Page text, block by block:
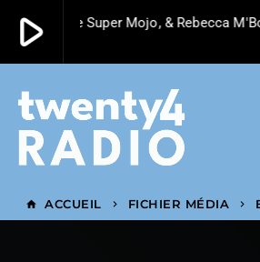
play_arrow
Kalla, Le Super Mojo, & Rebecca
play_arrow
home ACCUEIL keyboard_arrow_right FICHIER MÉDIA keyboard_arrow_right